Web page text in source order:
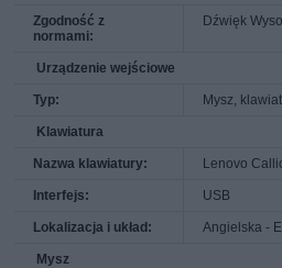
Zgodność z
normami:
Dźwięk
Urządzenie wejściowe
Typ: Mysz,
Klawiatura
Nazwa klawiatury: Lenovo
Interfejs: USB
Lokalizacja i układ: Angielska -
Mysz